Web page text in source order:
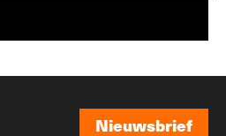
Nieuwsbrief